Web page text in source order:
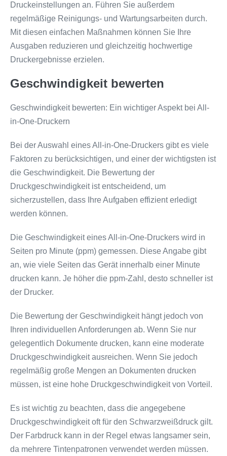
Druckeinstellungen an. Führen Sie außerdem
regelmäßige Reinigungs- und Wartungsarbeiten durch.
Mit diesen einfachen Maßnahmen können Sie Ihre
Ausgaben reduzieren und gleichzeitig hochwertige
Druckergebnisse erzielen.
Geschwindigkeit bewerten
Geschwindigkeit bewerten: Ein wichtiger Aspekt bei All-
in-One-Druckern
Bei der Auswahl eines All-in-One-Druckers gibt es viele
Faktoren zu berücksichtigen, und einer der wichtigsten ist
die Geschwindigkeit. Die Bewertung der
Druckgeschwindigkeit ist entscheidend, um
sicherzustellen, dass Ihre Aufgaben effizient erledigt
werden können.
Die Geschwindigkeit eines All-in-One-Druckers wird in
Seiten pro Minute (ppm) gemessen. Diese Angabe gibt
an, wie viele Seiten das Gerät innerhalb einer Minute
drucken kann. Je höher die ppm-Zahl, desto schneller ist
der Drucker.
Die Bewertung der Geschwindigkeit hängt jedoch von
Ihren individuellen Anforderungen ab. Wenn Sie nur
gelegentlich Dokumente drucken, kann eine moderate
Druckgeschwindigkeit ausreichen. Wenn Sie jedoch
regelmäßig große Mengen an Dokumenten drucken
müssen, ist eine hohe Druckgeschwindigkeit von Vorteil.
Es ist wichtig zu beachten, dass die angegebene
Druckgeschwindigkeit oft für den Schwarzweißdruck gilt.
Der Farbdruck kann in der Regel etwas langsamer sein,
da mehrere Tintenpatronen verwendet werden müssen.